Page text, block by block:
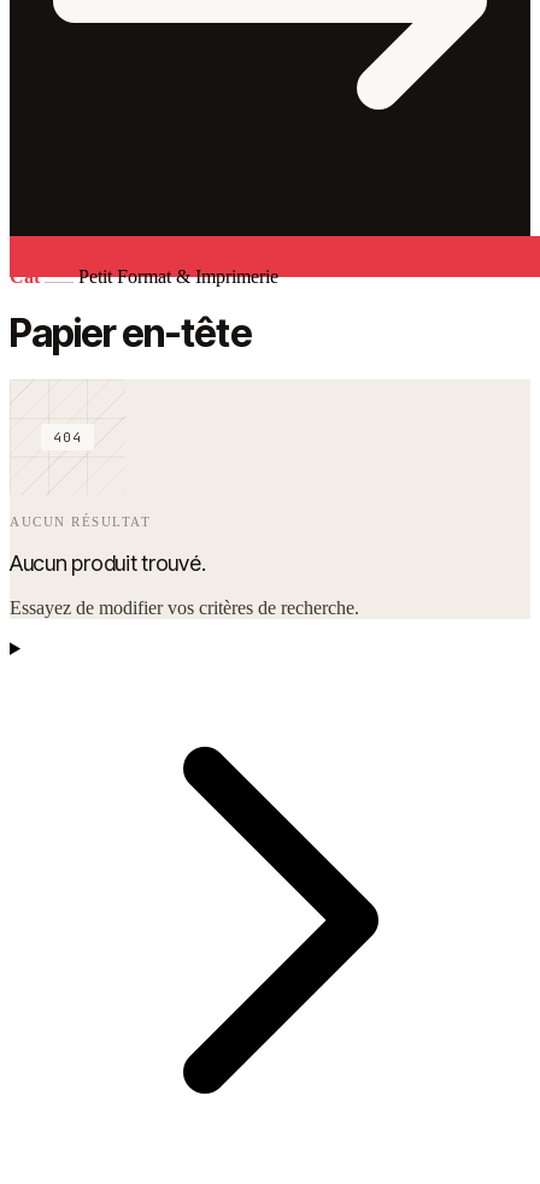
Cat Petit Format & Imprimerie
Papier en-tête
404
AUCUN RÉSULTAT
Aucun produit trouvé.
Essayez de modifier vos critères de recherche.